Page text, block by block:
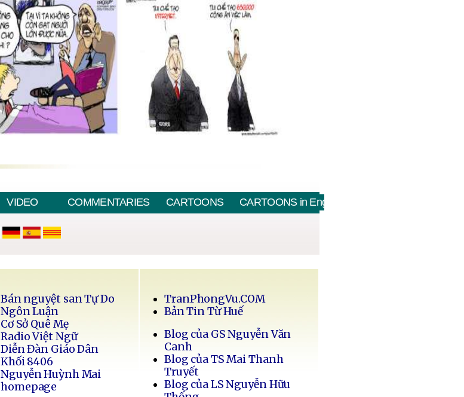
VIDEO COMMENTARIES CARTOONS CARTOONS in English
Bán nguyệt san Tự Do
Ngôn Luận
Cơ Sở Quê Mẹ
Radio Việt Ngữ
Diễn Đàn Giáo Dân
Khối 8406
Nguyễn Huỳnh Mai
homepage
TranPhongVu.COM
Bản Tin Từ Huế
Blog của GS Nguyễn Văn
Canh
Blog của TS Mai Thanh
Truyết
Blog của LS Nguyễn Hữu